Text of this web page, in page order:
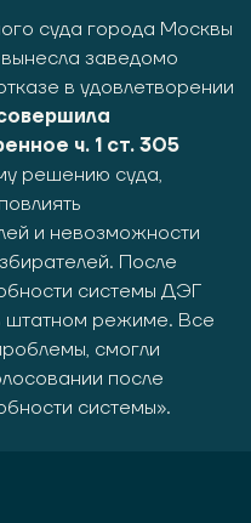
суда города Москвы
заведомо
в удовлетворении
ч. 1 ст. 305
решению суда,
и невозможности
После
системы ДЭГ
штатном режиме. Все
смогли
после
системы».